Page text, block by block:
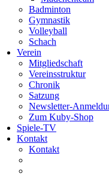
Badminton
Gymnastik
Volleyball
Schach
Verein
Mitgliedschaft
Vereinsstruktur
Chronik
Satzung
Newsletter-
Zum Kuby-Shop
Spiele-TV
Kontakt
Kontakt